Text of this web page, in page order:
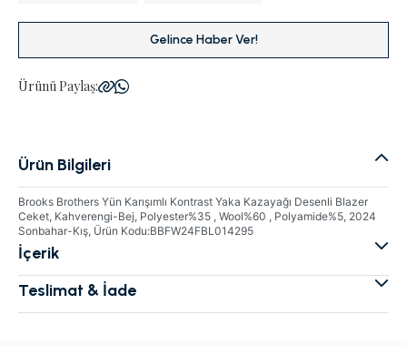
Gelince Haber Ver!
Ürünü Paylaş:
Ürün Bilgileri
Brooks Brothers Yün Karışımlı Kontrast Yaka Kazayağı Desenli Blazer
Ceket, Kahverengi-Bej, Polyester%35 , Wool%60 , Polyamide%5, 2024
Sonbahar-Kış, Ürün Kodu:BBFW24FBL014295
İçerik
Teslimat & İade